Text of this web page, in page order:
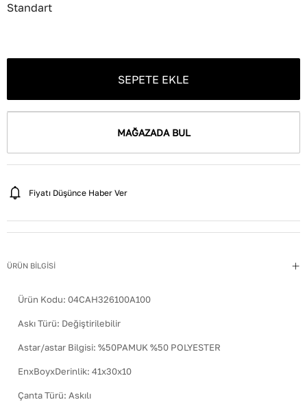
Standart
SEPETE EKLE
MAĞAZADA BUL
Fiyatı Düşünce Haber Ver
ÜRÜN BİLGİSİ
Ürün Kodu: 04CAH326100A100
Askı Türü: Değiştirilebilir
Astar/astar Bilgisi: %50PAMUK %50 POLYESTER
EnxBoyxDerinlik: 41x30x10
Çanta Türü: Askılı